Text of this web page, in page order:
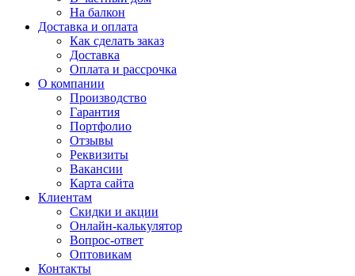
На балкон
Доставка и оплата
Как сделать заказ
Доставка
Оплата и рассрочка
О компании
Производство
Гарантия
Портфолио
Отзывы
Реквизиты
Вакансии
Карта сайта
Клиентам
Скидки и акции
Онлайн-калькулятор
Вопрос-ответ
Оптовикам
Контакты